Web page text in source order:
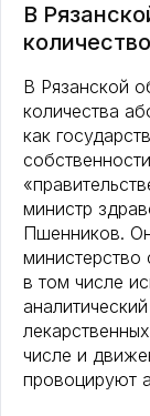
В
В Рязанской
количества
как
министр
Пшенников. Он
в том числе
числе и
провоцируют